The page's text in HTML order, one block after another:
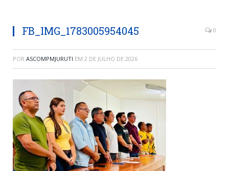
FB_IMG_1783005954045 0
POR ASCOMPMJURUTI EM 2 DE JULHO DE 2026